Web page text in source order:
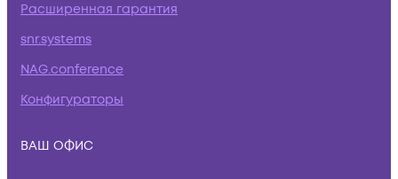
Расширенная гарантия
snr.systems
NAG.conference
Конфигураторы
ВАШ ОФИС